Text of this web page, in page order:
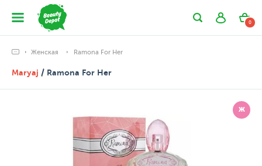
0
Женская Ramona For Her
Maryaj / Ramona For Her
Ж